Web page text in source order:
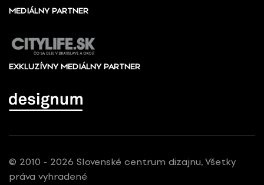
MEDIÁLNY PARTNER
EXKLUZÍVNY MEDIÁLNY PARTNER
© 2010 - 2026 Slovenské centrum dizajnu, Všetky
práva vyhradené